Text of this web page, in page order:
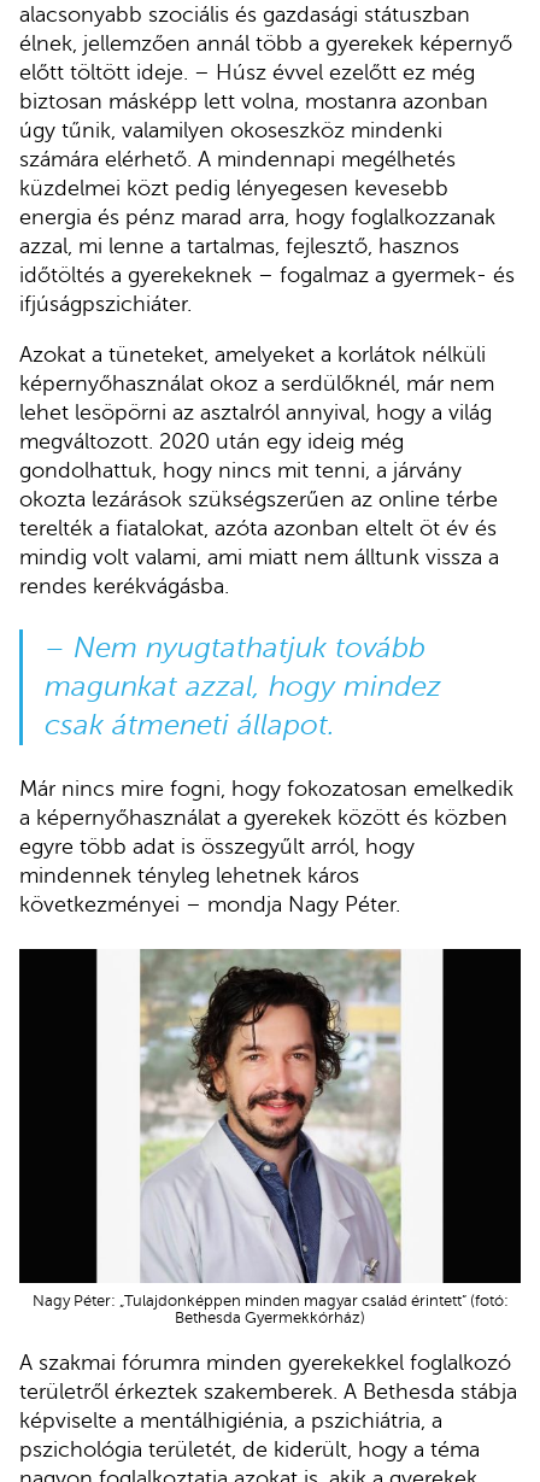
alacsonyabb szociális és gazdasági státuszban
élnek, jellemzően annál több a gyerekek képernyő
előtt töltött ideje. – Húsz évvel ezelőtt ez még
biztosan másképp lett volna, mostanra azonban
úgy tűnik, valamilyen okoseszköz mindenki
számára elérhető. A mindennapi megélhetés
küzdelmei közt pedig lényegesen kevesebb
energia és pénz marad arra, hogy foglalkozzanak
azzal, mi lenne a tartalmas, fejlesztő, hasznos
időtöltés a gyerekeknek – fogalmaz a gyermek- és
ifjúságpszichiáter.
Azokat a tüneteket, amelyeket a korlátok nélküli
képernyőhasználat okoz a serdülőknél, már nem
lehet lesöpörni az asztalról annyival, hogy a világ
megváltozott. 2020 után egy ideig még
gondolhattuk, hogy nincs mit tenni, a járvány
okozta lezárások szükségszerűen az online térbe
terelték a fiatalokat, azóta azonban eltelt öt év és
mindig volt valami, ami miatt nem álltunk vissza a
rendes kerékvágásba.
– Nem nyugtathatjuk tovább
magunkat azzal, hogy mindez
csak átmeneti állapot.
Már nincs mire fogni, hogy fokozatosan emelkedik
a képernyőhasználat a gyerekek között és közben
egyre több adat is összegyűlt arról, hogy
mindennek tényleg lehetnek káros
következményei – mondja Nagy Péter.
Nagy Péter: „Tulajdonképpen minden magyar család érintett” (fotó:
Bethesda Gyermekkórház)
A szakmai fórumra minden gyerekekkel foglalkozó
területről érkeztek szakemberek. A Bethesda stábja
képviselte a mentálhigiénia, a pszichiátria, a
pszichológia területét, de kiderült, hogy a téma